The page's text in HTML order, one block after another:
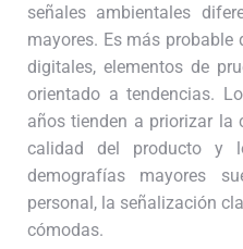
señales ambientales
mayores. Es más
digitales, elementos de
orientado a tendencias.
años tienden a priorizar la
calidad del producto y
demografías mayores
personal, la señalización
cómodas.